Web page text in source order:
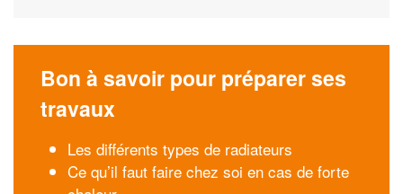
Bon à savoir pour préparer ses
travaux
Les différents types de radiateurs
Ce qu’il faut faire chez soi en cas de forte